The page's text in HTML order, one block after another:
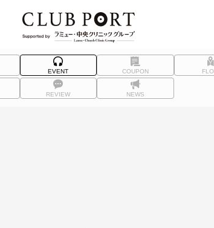
EVENT COUPON
REVIEW NEWS